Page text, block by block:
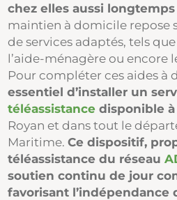
chez elles aussi
maintien à domicile repose
de services adaptés, tels
l’aide-ménagère ou encore
Pour compléter ces aides à
essentiel d’installer un
téléassistance disponible à
Royan et dans tout le
Maritime.Ce dispositif,
téléassistance du réseau
soutien continu de jour
favorisant l’indépendance